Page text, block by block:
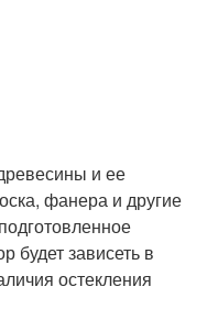
и ее
фанера и другие
будет зависеть в
остекления